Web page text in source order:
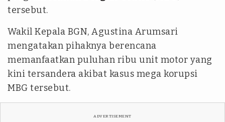
tersebut.
Wakil Kepala BGN, Agustina Arumsari
mengatakan pihaknya berencana
memanfaatkan puluhan ribu unit motor yang
kini tersandera akibat kasus mega korupsi
MBG tersebut.
ADVERTISEMENT